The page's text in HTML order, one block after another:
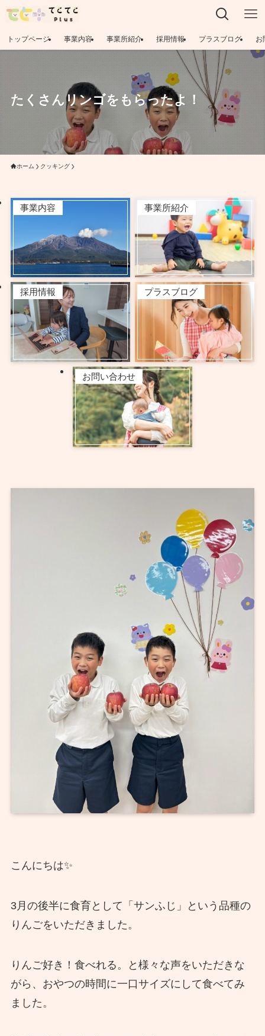
トップページ 事業内容 事業所紹介 採用情報 プラスブログ お
たくさんリンゴをもらったよ！
ホーム クッキング
事業内容 事業所紹介
採用情報 プラスブログ
お問い合わせ
こんにちは✨
3月の後半に食育として「サンふじ」という品種の
りんごをいただきました。
りんご好き！食べれる。と様々な声をいただきな
がら、おやつの時間に一口サイズにして食べてみ
ました。